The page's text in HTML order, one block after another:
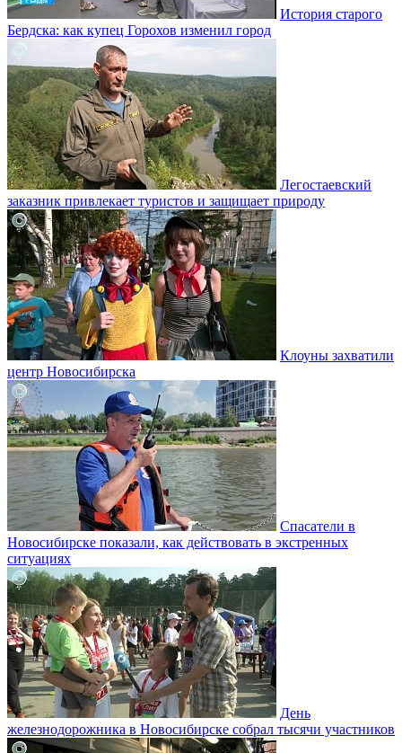
История старого
Бердска: как купец Горохов изменил город
Легостаевский
заказник привлекает туристов и защищает природу
Клоуны захватили
центр Новосибирска
Спасатели в
Новосибирске показали, как действовать в экстренных
ситуациях
День
железнодорожника в Новосибирске собрал тысячи участников